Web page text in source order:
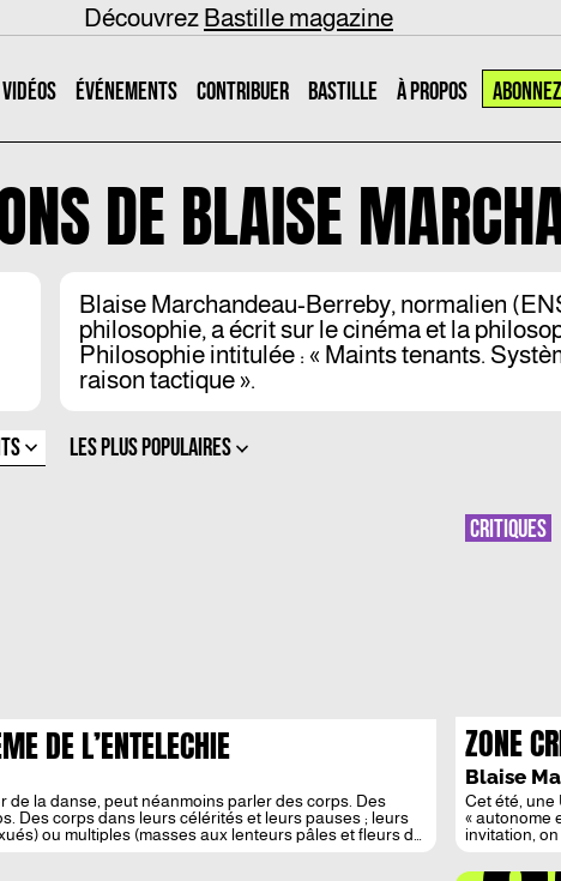
Découvrez Bastille magazine
VIDÉOS ÉVÉNEMENTS CONTRIBUER BASTILLE À PROPOS
DEBLAISE
Blaise Marchandeau-Berreby, normalien
philosophie, a écrit sur le cinéma et la
Philosophie intitulée : « Maints tenants.
raison tactique ».
LES PLUS POPULAIRES
DE L’ENTELECHIE
la danse, peut néanmoins parler des corps. Des
Des corps dans leurs célérités et leurs pauses ; leurs
ou multiples (masses aux lenteurs pâles et fleurs de
ZONE
SUR-
Blaise
Cet été, une
« autonome
invitation,
du Prieuré
CRITIQUES